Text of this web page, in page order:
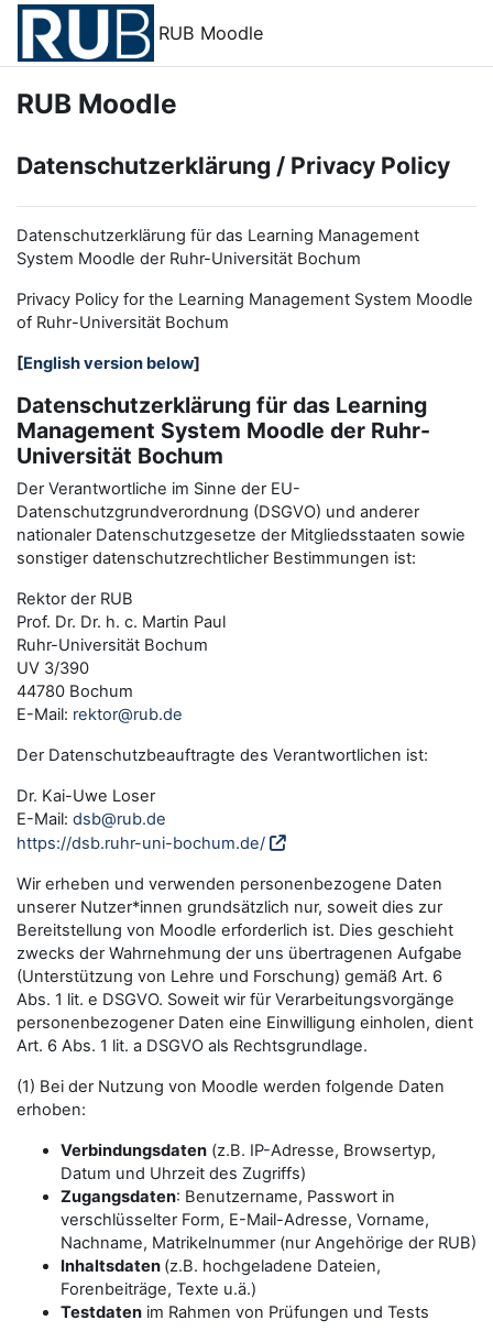
Zum Hauptinhalt
RUB Moodle
RUB Moodle
Datenschutzerklärung / Privacy Policy
Datenschutzerklärung für das Learning Management
System Moodle der Ruhr-Universität Bochum
Privacy Policy for the Learning Management System Moodle
of Ruhr-Universität Bochum
[English version below]
Datenschutzerklärung für das Learning
Management System Moodle der Ruhr-
Universität Bochum
Der Verantwortliche im Sinne der EU-
Datenschutzgrundverordnung (DSGVO) und anderer
nationaler Datenschutzgesetze der Mitgliedsstaaten sowie
sonstiger datenschutzrechtlicher Bestimmungen ist:
Rektor der RUB
Prof. Dr. Dr. h. c. Martin Paul
Ruhr-Universität Bochum
UV 3/390
44780 Bochum
E-Mail: rektor@rub.de
Der Datenschutzbeauftragte des Verantwortlichen ist:
Dr. Kai-Uwe Loser
E-Mail: dsb@rub.de
https://dsb.ruhr-uni-bochum.de/
Wir erheben und verwenden personenbezogene Daten
unserer Nutzer*innen grundsätzlich nur, soweit dies zur
Bereitstellung von Moodle erforderlich ist. Dies geschieht
zwecks der Wahrnehmung der uns übertragenen Aufgabe
(Unterstützung von Lehre und Forschung) gemäß Art. 6
Abs. 1 lit. e DSGVO. Soweit wir für Verarbeitungsvorgänge
personenbezogener Daten eine Einwilligung einholen, dient
Art. 6 Abs. 1 lit. a DSGVO als Rechtsgrundlage.
(1) Bei der Nutzung von Moodle werden folgende Daten
erhoben:
Verbindungsdaten (z.B. IP-Adresse, Browsertyp,
Datum und Uhrzeit des Zugriffs)
Zugangsdaten: Benutzername, Passwort in
verschlüsselter Form, E-Mail-Adresse, Vorname,
Nachname, Matrikelnummer (nur Angehörige der RUB)
Inhaltsdaten (z.B. hochgeladene Dateien,
Forenbeiträge, Texte u.ä.)
Testdaten im Rahmen von Prüfungen und Tests